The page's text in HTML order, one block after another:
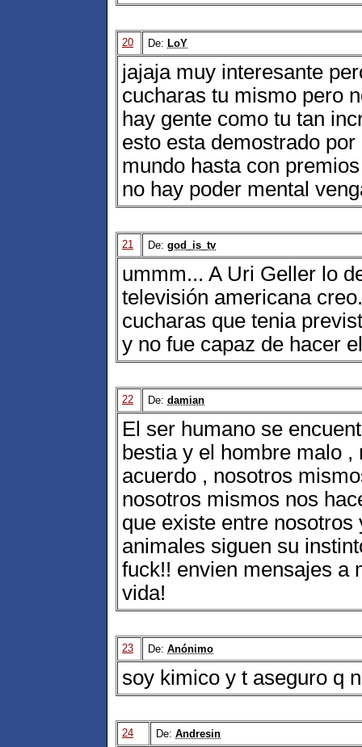
20 De: LoY
jajaja muy interesante
cucharas tu mismo pero
hay gente como tu tan
esto esta demostrado
mundo hasta con
no hay poder mental
21 De: god_is_tv
ummm... A Uri Geller lo
televisión americana
cucharas que tenia
y no fue capaz de hacer
22 De: damian
El ser humano se
bestia y el hombre malo
acuerdo , nosotros
nosotros mismos nos
que existe entre
animales siguen su
fuck!! envien mensajes a
vida!
23 De: Anónimo
soy kimico y t aseguro q
24 De: Andresin